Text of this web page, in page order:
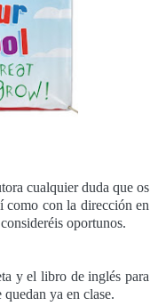
cualquier duda que os
como con la dirección en
oportunos.
y el libro de inglés para
ya en clase.